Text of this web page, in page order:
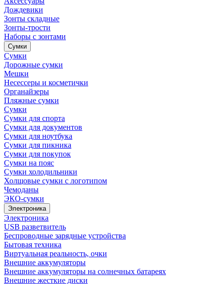
Дождевики
Зонты складные
Зонты-трости
Наборы с зонтами
Сумки
Сумки
Дорожные сумки
Мешки
Несессеры и косметички
Органайзеры
Пляжные сумки
Сумки
Сумки для спорта
Сумки для документов
Сумки для ноутбука
Сумки для пикника
Сумки для покупок
Сумки на пояс
Сумки холодильники
Холщовые сумки с логотипом
Чемоданы
ЭКО-сумки
Электроника
Электроника
USB разветвитель
Беспроводные зарядные устройства
Бытовая техника
Виртуальная реальность, очки
Внешние аккумуляторы
Внешние аккумуляторы на солнечных батареях
Внешние жесткие диски